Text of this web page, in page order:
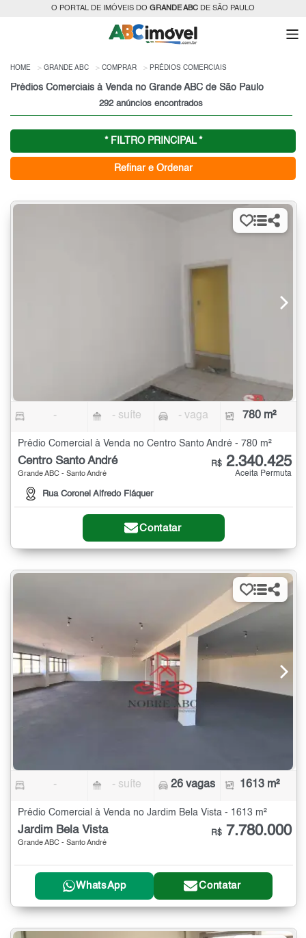
O PORTAL DE IMÓVEIS DO GRANDE ABC DE SÃO PAULO
HOME GRANDE ABC COMPRAR PRÉDIOS COMERCIAIS
Prédios Comerciais à Venda no Grande ABC de São Paulo
292 anúncios encontrados
* FILTRO PRINCIPAL *
Refinar e Ordenar
- - suíte - vaga 780 m²
Prédio Comercial à Venda no Centro Santo André - 780 m²
Centro Santo André
Grande ABC - Santo André
Rua Coronel Alfredo Fláquer
R$ 2.340.425
Aceita Permuta
Contatar
- - suíte 26 vagas 1613 m²
Prédio Comercial à Venda no Jardim Bela Vista - 1613 m²
Jardim Bela Vista
Grande ABC - Santo André
R$ 7.780.000
WhatsApp Contatar